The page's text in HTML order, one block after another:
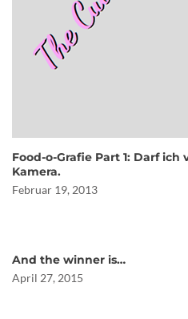
Food-o-Grafie Part 1: Darf
Kamera.
Februar 19, 2013
And the winner is…
April 27, 2015